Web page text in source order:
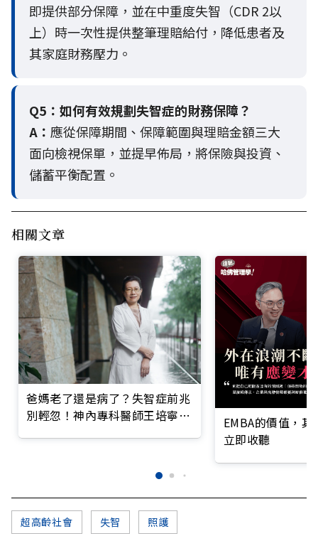
即提供部分保障，並在中重度失智（CDR 2以
上）時一次性提供整筆理賠給付，降低患者及
其家庭財務壓力。
Q5： 如何有效規劃失智症的財務保障？
A： 應從保障期間、保障範圍與理賠金額三大
面向檢視保單，並提早佈局，將保險與投資、
儲蓄平衡配置。
相關文章
爸媽老了還是病了？失智症前兆
別輕忽！神內專科醫師王培寧呼
EMBA的價值，
立即收聽
超高齡社會 失智 照護